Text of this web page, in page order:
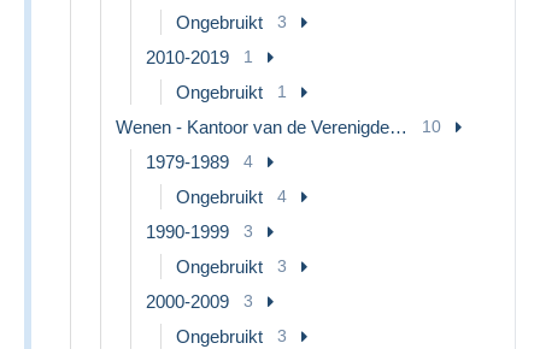
Ongebruikt 3
2010-2019 1
Ongebruikt 1
Wenen - Kantoor van de Verenigde Naties 10
1979-1989 4
Ongebruikt 4
1990-1999 3
Ongebruikt 3
2000-2009 3
Ongebruikt 3